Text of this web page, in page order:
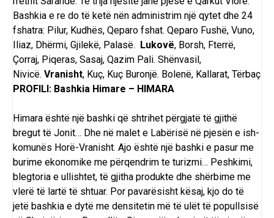
Bashkia e re do të ketë nën administrim një qytet dhe 24
fshatra: Pilur, Kudhës, Qeparo fshat. Qeparo Fushë, Vuno,
Iliaz, Dhërmi, Gjilekë, Palasë. Lukovë, Borsh, Fterrë,
Çorraj, Piqeras, Sasaj, Qazim Pali. Shënvasil,
Nivicë. Vranisht, Kuç, Kuç Buronjë. Bolenë, Kallarat, Tërbaç
PROFILI: Bashkia Himare – HIMARA
Himara është një bashki që shtrihet përgjatë të gjithë
bregut të Jonit… Dhe në malet e Labërisë në pjesën e ish-
komunës Horë-Vranisht. Ajo është një bashki e pasur me
burime ekonomike me përqendrim te turizmi… Peshkimi,
blegtoria e ullishtet, të gjitha produkte dhe shërbime me
vlerë të lartë të shtuar. Por pavarësisht kësaj, kjo do të
jetë bashkia e dytë me densitetin më të ulët të popullsisë